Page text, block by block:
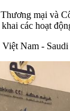
mại và
các hoạt
Nam - Saudi